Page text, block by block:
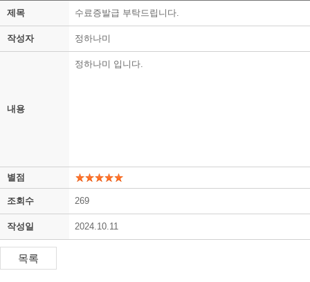
제목 수료증발급 부탁드립니다.
작성자 정하나미
내용
정하나미 입니다.
별점
조회수 269
작성일 2024.10.11